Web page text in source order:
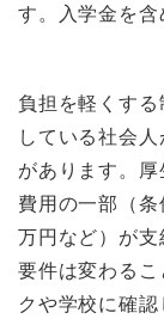
す。入学金を含
負担を軽くす
している社会人
があります。
費用の一部（
万円など）が
要件は変わる
クや学校に確認